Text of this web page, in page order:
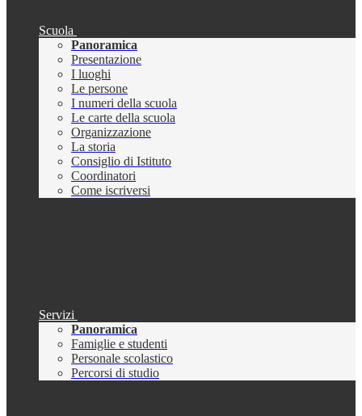
Scuola
Panoramica
Presentazione
I luoghi
Le persone
I numeri della scuola
Le carte della scuola
Organizzazione
La storia
Consiglio di Istituto
Coordinatori
Come iscriversi
Servizi
Panoramica
Famiglie e studenti
Personale scolastico
Percorsi di studio